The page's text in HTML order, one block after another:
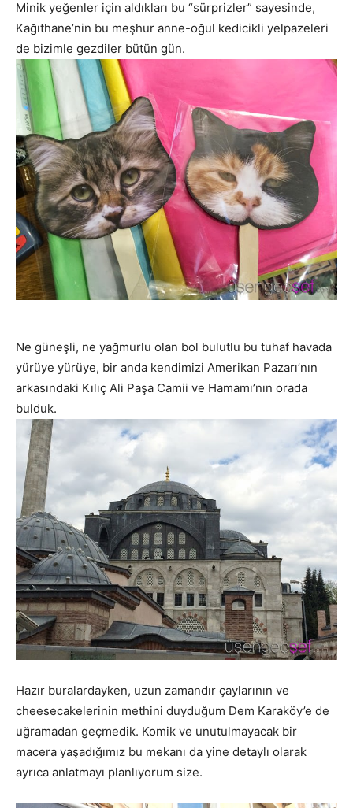
Minik yeğenler için aldıkları bu “sürprizler” sayesinde,
Kağıthane’nin bu meşhur anne-oğul kedicikli yelpazeleri
de bizimle gezdiler bütün gün.
Ne güneşli, ne yağmurlu olan bol bulutlu bu tuhaf havada
yürüye yürüye, bir anda kendimizi Amerikan Pazarı’nın
arkasındaki Kılıç Ali Paşa Camii ve Hamamı’nın orada
bulduk.
Hazır buralardayken, uzun zamandır çaylarının ve
cheesecakelerinin methini duyduğum Dem Karaköy’e de
uğramadan geçmedik. Komik ve unutulmayacak bir
macera yaşadığımız bu mekanı da yine detaylı olarak
ayrıca anlatmayı planlıyorum size.